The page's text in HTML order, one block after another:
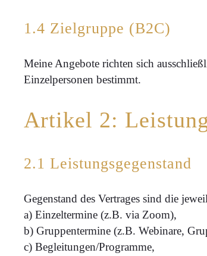
1.4 Zielgruppe (B2C)
Meine Angebote richten sich
Einzelpersonen bestimmt.
Artikel 2:
2.1 Leistungsgegenstand
Gegenstand des Vertrages sind die
a) Einzeltermine (z.B. via Zoom),
b) Gruppentermine (z.B. Webinare,
c) Begleitungen/Programme,